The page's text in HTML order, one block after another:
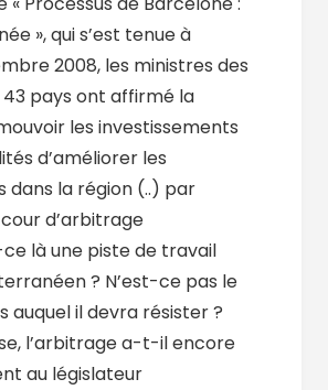
», qui s’est tenue à
2008, les ministres des
pays ont affirmé la
les investissements
d’améliorer les
dans la région (..) par
d’arbitrage
là une piste de travail
? N’est-ce pas le
auquel il devra résister ?
l’arbitrage a-t-il encore
au législateur